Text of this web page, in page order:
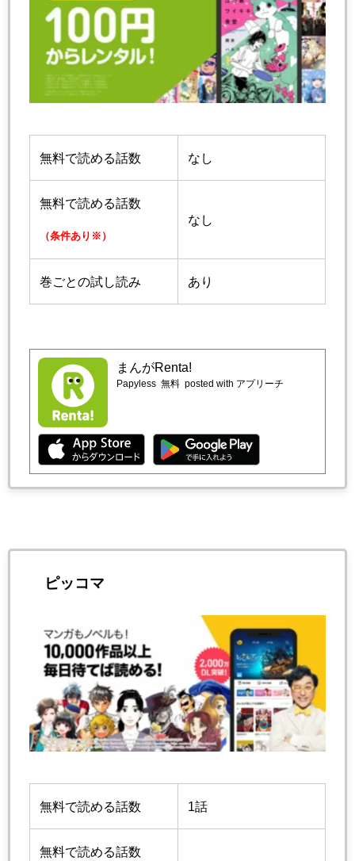
無料で読める話数 なし
無料で読める話数
（条件あり※）
なし
巻ごとの試し読み あり
まんがRenta!
Papyless 無料 posted with アプリーチ
ピッコマ
無料で読める話数 1話
無料で読める話数